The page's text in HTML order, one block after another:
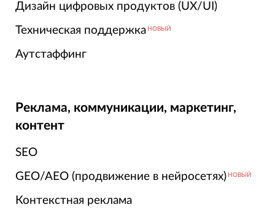
Дизайн цифровых продуктов (UX/UI)
Техническая поддержка НОВЫЙ
Аутстаффинг
Реклама, коммуникации, маркетинг,
контент
SEO
GEO/AEO (продвижение в нейросетях) НОВЫЙ
Контекстная реклама